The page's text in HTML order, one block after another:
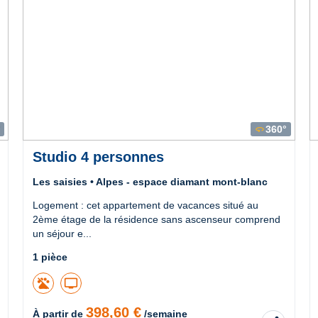
360360°
Studio 4 personnes
Les saisies • Alpes - espace diamant mont-blanc
Logement : cet appartement de vacances situé au
2ème étage de la résidence sans ascenseur comprend
un séjour e...
1 pièce
tv
À partir de 398,60 €/semaine